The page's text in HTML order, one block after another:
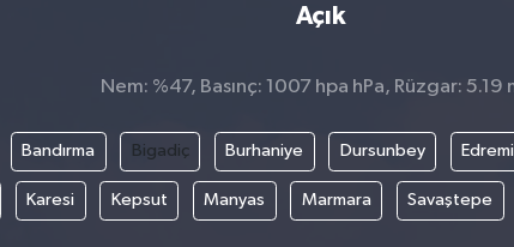
Açık
Nem: %47, Basınç: 1007 hpa hPa, Rüzgar: 5.19
Bandırma Bigadiç Burhaniye Dursunbey
Karesi Kepsut Manyas Marmara Savaştepe